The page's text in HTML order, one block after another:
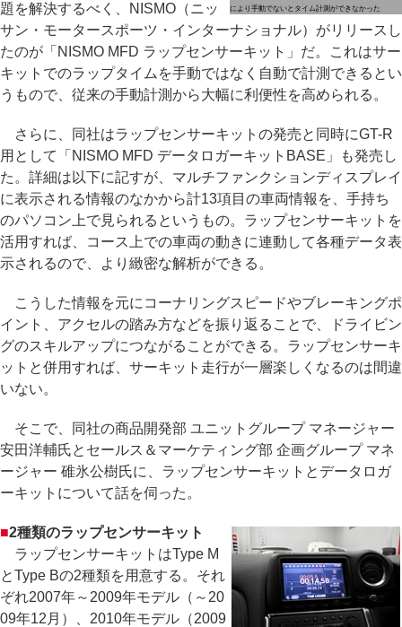
により手動でないとタイム計測ができなかった
題を解決するべく、NISMO（ニッ
サン・モータースポーツ・インターナショナル）がリリースし
たのが「NISMO MFD ラップセンサーキット」だ。これはサー
キットでのラップタイムを手動ではなく自動で計測できるとい
うもので、従来の手動計測から大幅に利便性を高められる。
さらに、同社はラップセンサーキットの発売と同時にGT-R
用として「NISMO MFD データロガーキットBASE」も発売し
た。詳細は以下に記すが、マルチファンクションディスプレイ
に表示される情報のなかから計13項目の車両情報を、手持ち
のパソコン上で見られるというもの。ラップセンサーキットを
活用すれば、コース上での車両の動きに連動して各種データ表
示されるので、より緻密な解析ができる。
こうした情報を元にコーナリングスピードやブレーキングポ
イント、アクセルの踏み方などを振り返ることで、ドライビン
グのスキルアップにつながることができる。ラップセンサーキ
ットと併用すれば、サーキット走行が一層楽しくなるのは間違
いない。
そこで、同社の商品開発部 ユニットグループ マネージャー
安田洋輔氏とセールス＆マーケティング部 企画グループ マネ
ージャー 碓氷公樹氏に、ラップセンサーキットとデータロガ
ーキットについて話を伺った。
■2種類のラップセンサーキット
ラップセンサーキットはType M
とType Bの2種類を用意する。それ
ぞれ2007年～2009年モデル（～20
09年12月）、2010年モデル（2009